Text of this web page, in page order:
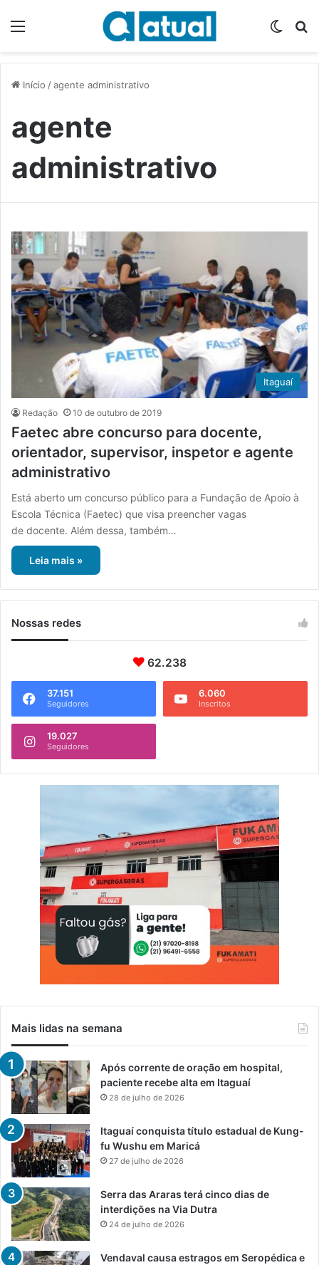
Início /agente administrativo
agente
administrativo
Itaguaí
Redação 10 de outubro de 2019
Faetec abre concurso para docente,
orientador, supervisor, inspetor e agente
administrativo
Está aberto um concurso público para a Fundação de Apoio à
Escola Técnica (Faetec) que visa preencher vagas
de docente. Além dessa, também…
Leia mais »
Nossas redes
62.238
37.151
Seguidores
6.060
Inscritos
19.027
Seguidores
Mais lidas na semana
Após corrente de oração em hospital,
paciente recebe alta em Itaguaí
28 de julho de 2026
Itaguaí conquista título estadual de Kung-
fu Wushu em Maricá
27 de julho de 2026
Serra das Araras terá cinco dias de
interdições na Via Dutra
24 de julho de 2026
Vendaval causa estragos em Seropédica e